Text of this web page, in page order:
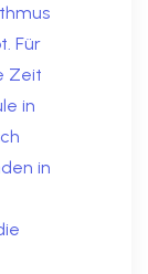
Für
Zeit
in
in